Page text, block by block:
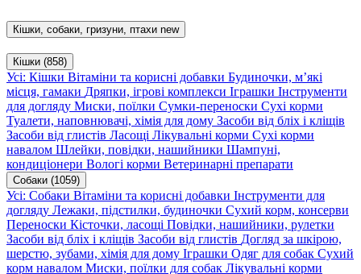
Кішки, собаки, гризуни, птахи new
Кішки (858)
Усі: Кішки Вітаміни та корисні добавки Будиночки, м’які
місця, гамаки Дряпки, ігрові комплекси Іграшки Інструменти
для догляду Миски, поїлки Сумки-переноски Сухі корми
Туалети, наповнювачі, хімія для дому Засоби від бліх і кліщів
Засоби від глистів Ласощі Лікувальні корми Сухі корми
навалом Шлейки, повідки, нашийники Шампуні,
кондиціонери Вологі корми Ветеринарні препарати
Собаки (1059)
Усі: Собаки Вітаміни та корисні добавки Інструменти для
догляду Лежаки, підстилки, будиночки Сухий корм, консерви
Переноски Кісточки, ласощі Повідки, нашийники, рулетки
Засоби від бліх і кліщів Засоби від глистів Догляд за шкірою,
шерстю, зубами, хімія для дому Іграшки Одяг для собак Сухий
корм навалом Миски, поїлки для собак Лікувальні корми